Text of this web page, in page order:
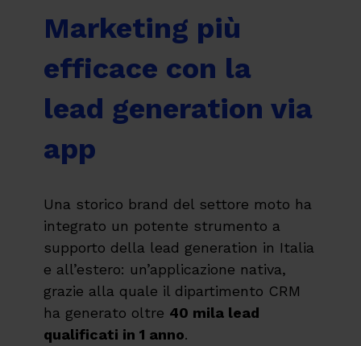
Marketing più
efficace con la
lead generation via
app
Una storico brand del settore moto ha
integrato un potente strumento a
supporto della lead generation in Italia
e all’estero: un’applicazione nativa,
grazie alla quale il dipartimento CRM
ha generato oltre 40 mila lead
qualificati in 1 anno.